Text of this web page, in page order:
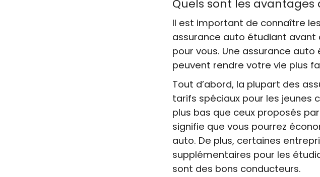
Quels sont les
Il est important de connaître
assurance auto étudiant avant
pour vous. Une assurance
peuvent rendre votre vie plus
Tout d’abord, la plupart des
tarifs spéciaux pour les jeunes
plus bas que ceux proposés
signifie que vous pourrez
auto. De plus, certaines
supplémentaires pour les
sont des bons conducteurs.